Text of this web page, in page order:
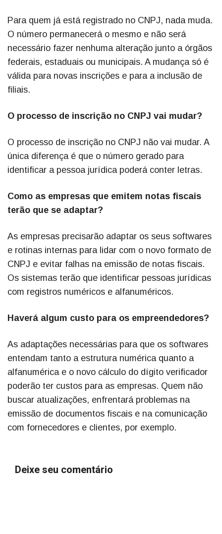
Para quem já está registrado no CNPJ, nada muda.
O número permanecerá o mesmo e não será
necessário fazer nenhuma alteração junto a órgãos
federais, estaduais ou municipais. A mudança só é
válida para novas inscrições e para a inclusão de
filiais.
O processo de inscrição no CNPJ vai mudar?
O processo de inscrição no CNPJ não vai mudar. A
única diferença é que o número gerado para
identificar a pessoa jurídica poderá conter letras.
Como as empresas que emitem notas fiscais
terão que se adaptar?
As empresas precisarão adaptar os seus softwares
e rotinas internas para lidar com o novo formato de
CNPJ e evitar falhas na emissão de notas fiscais.
Os sistemas terão que identificar pessoas jurídicas
com registros numéricos e alfanuméricos.
Haverá algum custo para os empreendedores?
As adaptações necessárias para que os softwares
entendam tanto a estrutura numérica quanto a
alfanumérica e o novo cálculo do dígito verificador
poderão ter custos para as empresas. Quem não
buscar atualizações, enfrentará problemas na
emissão de documentos fiscais e na comunicação
com fornecedores e clientes, por exemplo.
Deixe seu comentário